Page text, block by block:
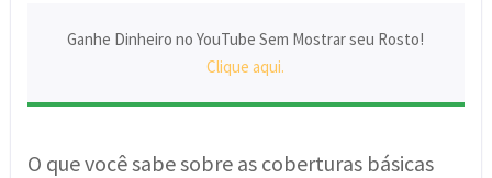
Ganhe Dinheiro no YouTube Sem Mostrar seu Rosto!
Clique aqui.
O que você sabe sobre as coberturas básicas